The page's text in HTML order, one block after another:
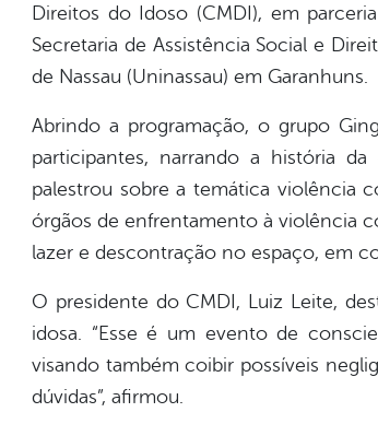
Direitos do Idoso (CMDI), em
Secretaria de Assistência Social e
de Nassau (Uninassau) em Garanhuns.
Abrindo a programação, o grupo
participantes, narrando a história
palestrou sobre a temática violência
órgãos de enfrentamento à violência
lazer e descontração no espaço, em
O presidente do CMDI, Luiz Leite,
idosa. “Esse é um evento de
visando também coibir possíveis
dúvidas”, afirmou.